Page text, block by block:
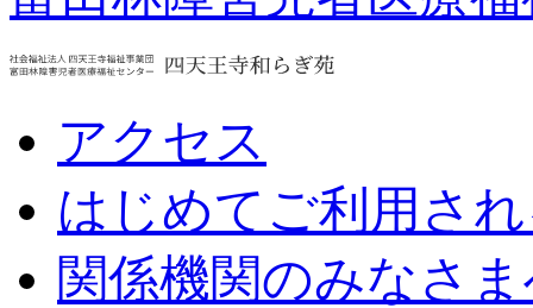
アクセス
はじめてご利用さ
関係機関のみなさ